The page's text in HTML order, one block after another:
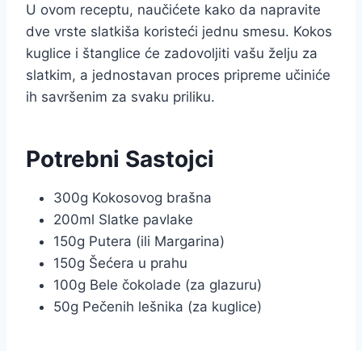
U ovom receptu, naučićete kako da napravite
dve vrste slatkiša koristeći jednu smesu. Kokos
kuglice i štanglice će zadovoljiti vašu želju za
slatkim, a jednostavan proces pripreme učiniće
ih savršenim za svaku priliku.
Potrebni Sastojci
300g Kokosovog brašna
200ml Slatke pavlake
150g Putera (ili Margarina)
150g Šećera u prahu
100g Bele čokolade (za glazuru)
50g Pečenih lešnika (za kuglice)